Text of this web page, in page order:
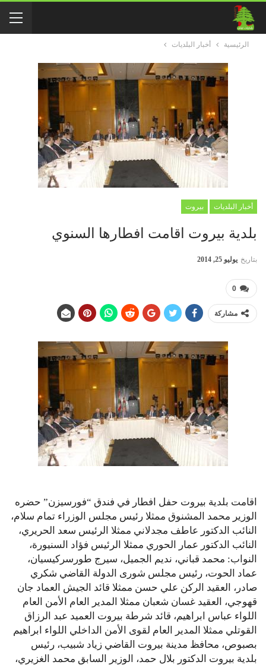
الرئيسية أخبار البلديات
أخبار البلديات بيروت
بلدية بيروت اقامت افطارها السنوي
بتاريخ يوليو 25, 2014
0
مشاركة
اقامت بلدية بيروت حفل افطار في فندق “فورسيزن” حضره
الوزير محمد المشنوق ممثلا رئيس مجلس الوزراء تمام سلام،
النائب الدكتور عاطف مجدلاني ممثلا الرئيس سعد الحريري،
النائب الدكتور عمار الحوري ممثلا الرئيس فؤاد السنيورة،
النواب: محمد قباني، نديم الجميل، سيرج طورسركيسيان،
عماد الحوت، رئيس مجلس شورى الدولة القاضي شكري
صادر، العقيد الركن علي حسن ممثلا قائد الجيش العماد جان
قهوجي، العقيد غسان شعبان ممثلا المدير العام الأمن العام
اللواء عباس ابراهيم، قائد شرطة بيروت العميد عبد الرزاق
القوتلي ممثلا المدير العام لقوى الأمن الداخلي اللواء ابراهيم
بصبوص، محافظ مدينة بيروت القاضي زياد شبيب، رئيس
بلدية بيروت الدكتور بلال حمد، الوزير السابق محمد الغزيري،